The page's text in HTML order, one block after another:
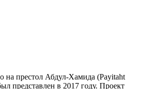
на престол Абдул-Хамида (Payitaht
представлен в 2017 году. Проект